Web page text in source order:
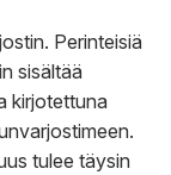
Perinteisiä
sisältää
kirjotettuna
tulee täysin